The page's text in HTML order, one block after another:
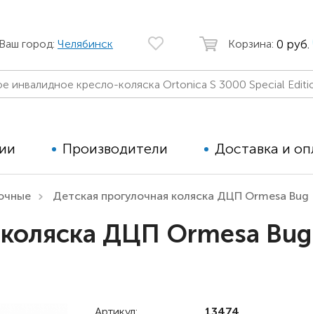
Ваш город: Челябинск Корзина: 0 руб.
Коляски для детей с ДЦП
Детские вертикализаторы
Производители Доставка и
Детская прогулочная коляска ДЦП Ormesa Bug
ДЦП Ormesa